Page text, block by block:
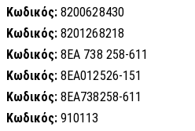
Κωδικός: 8200628430
Κωδικός: 8201268218
Κωδικός: 8EA 738 258-611
Κωδικός: 8EA012526-151
Κωδικός: 8EA738258-611
Κωδικός: 910113